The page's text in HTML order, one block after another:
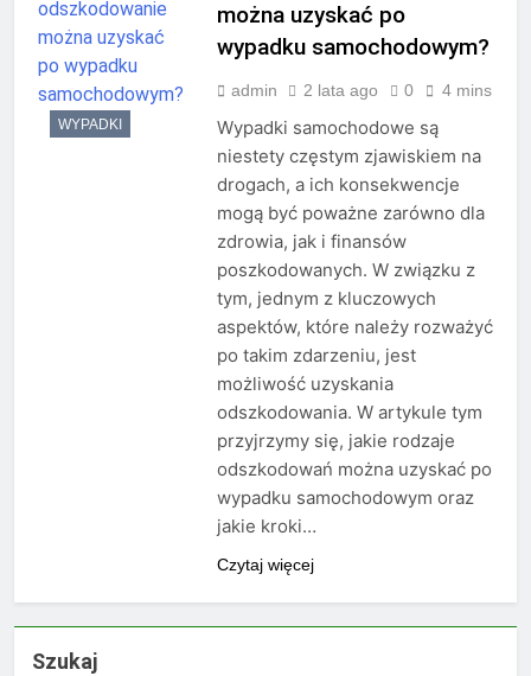
WYPADKI
można uzyskać po
wypadku samochodowym?
admin 2 lata ago 0 4 mins
Wypadki samochodowe są
niestety częstym zjawiskiem na
drogach, a ich konsekwencje
mogą być poważne zarówno dla
zdrowia, jak i finansów
poszkodowanych. W związku z
tym, jednym z kluczowych
aspektów, które należy rozważyć
po takim zdarzeniu, jest
możliwość uzyskania
odszkodowania. W artykule tym
przyjrzymy się, jakie rodzaje
odszkodowań można uzyskać po
wypadku samochodowym oraz
jakie kroki…
Czytaj więcej
Szukaj